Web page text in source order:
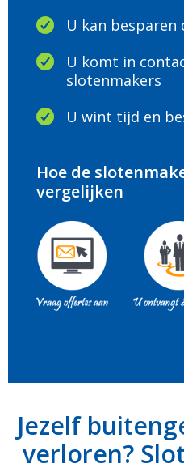
U kan
U komt in
slotenmakers
U wint tijd en
Hoe de
vergelijken
Jezelf
verloren?